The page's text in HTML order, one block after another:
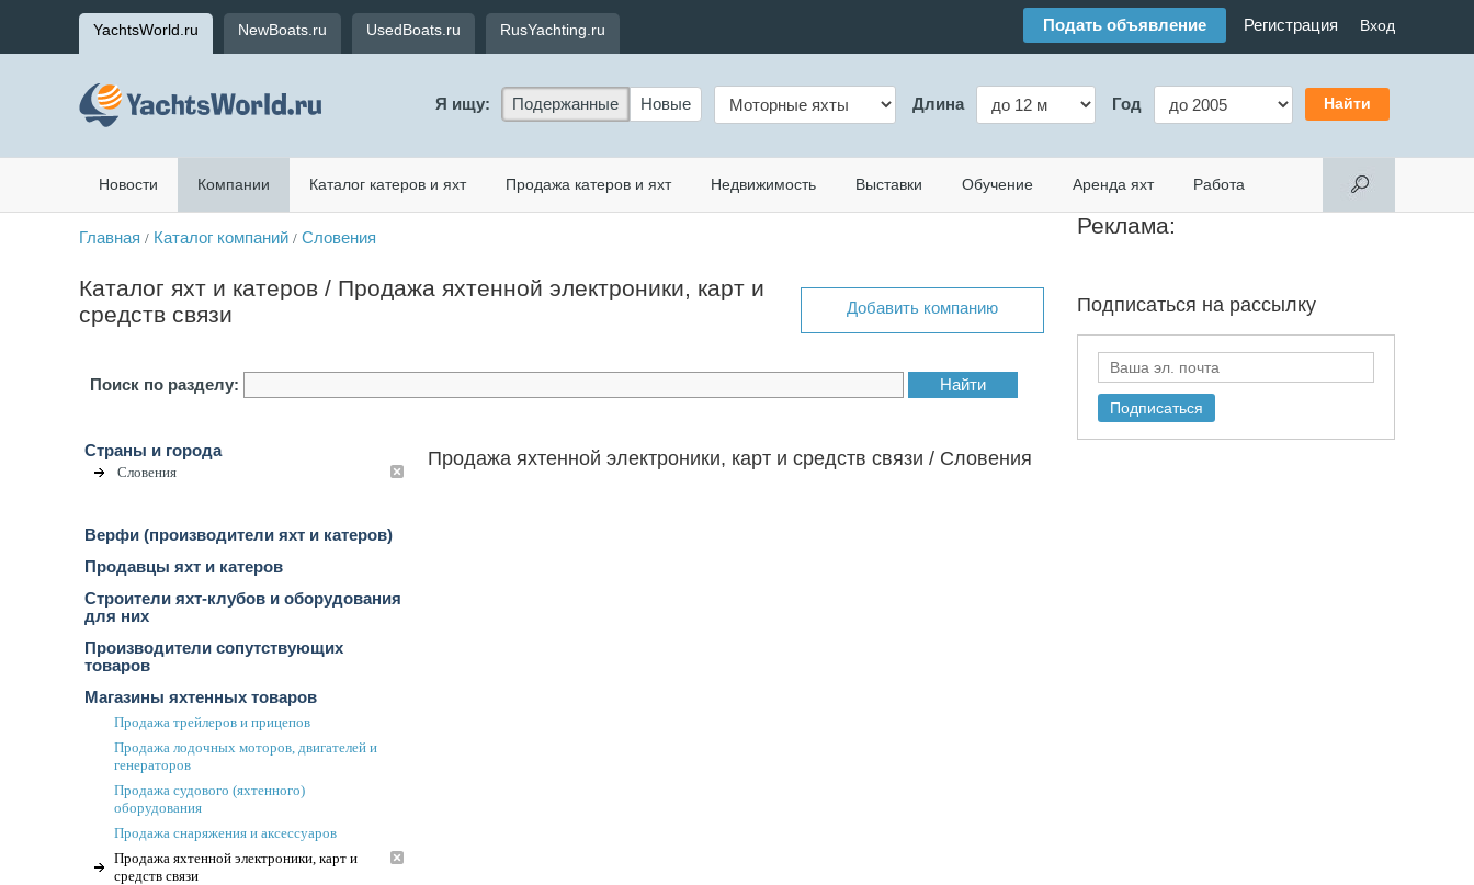
YachtsWorld.ru NewBoats.ru UsedBoats.ru RusYachting.ru Подать объявление Регистрация Вход
Я ищу: Подержанные Новые Длина Год
Новости Компании Каталог катеров и яхт Продажа катеров и яхт Недвижимость Выставки Обучение Аренда яхт Работа
Главная / Каталог компаний / Словения
Каталог яхт и катеров / Продажа яхтенной электроники, карт и
средств связи
Добавить компанию
Поиск по разделу:
Страны и города
Словения
Верфи (производители яхт и катеров)
Продавцы яхт и катеров
Строители яхт-клубов и оборудования
для них
Производители сопутствующих
товаров
Магазины яхтенных товаров
Продажа трейлеров и прицепов
Продажа лодочных моторов, двигателей и
генераторов
Продажа судового (яхтенного)
оборудования
Продажа снаряжения и аксессуаров
Продажа яхтенной электроники, карт и
средств связи
Продажа яхтенной электроники, карт и средств связи / Словения
Реклама:
Подписаться на рассылку